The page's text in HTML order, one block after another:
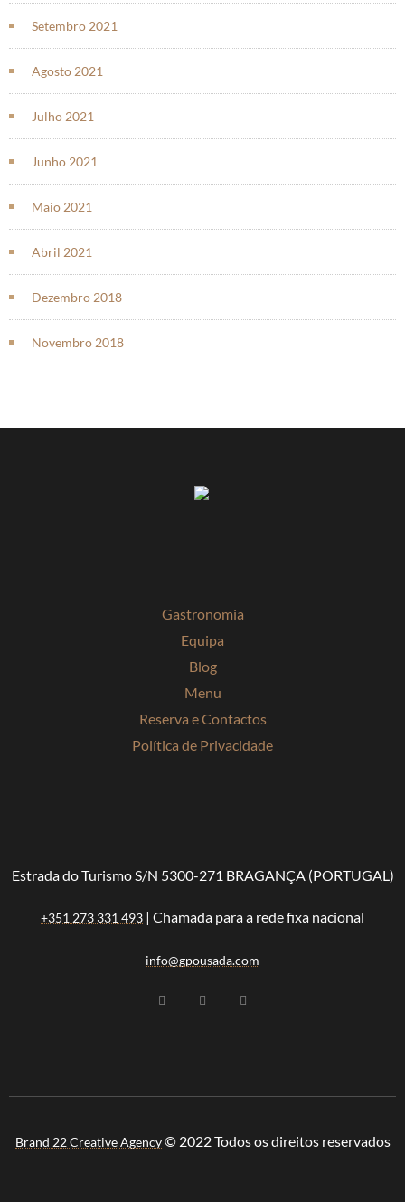
Setembro 2021
Agosto 2021
Julho 2021
Junho 2021
Maio 2021
Abril 2021
Dezembro 2018
Novembro 2018
Gastronomia
Equipa
Blog
Menu
Reserva e Contactos
Política de Privacidade
Estrada do Turismo S/N 5300-271 BRAGANÇA (PORTUGAL)
+351 273 331 493 | Chamada para a rede fixa nacional
info@gpousada.com
Brand 22 Creative Agency© 2022 Todos os direitos reservados